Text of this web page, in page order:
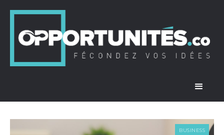
BUSINESS